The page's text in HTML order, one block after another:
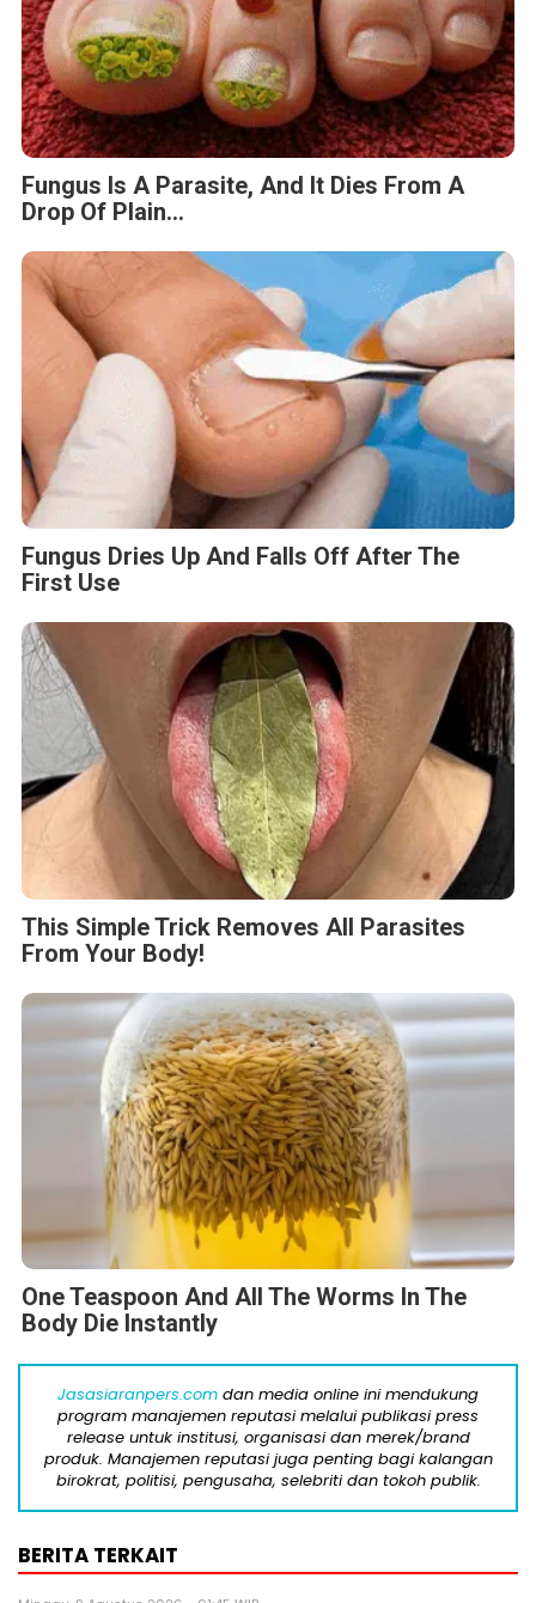
Fungus Is A Parasite, And It Dies From A
Drop Of Plain...
Fungus Dries Up And Falls Off After The
First Use
This Simple Trick Removes All Parasites
From Your Body!
One Teaspoon And All The Worms In The
Body Die Instantly
Jasasiaranpers.com dan media online ini mendukung
program manajemen reputasi melalui publikasi press
release untuk institusi, organisasi dan merek/brand
produk. Manajemen reputasi juga penting bagi kalangan
birokrat, politisi, pengusaha, selebriti dan tokoh publik.
BERITA TERKAIT